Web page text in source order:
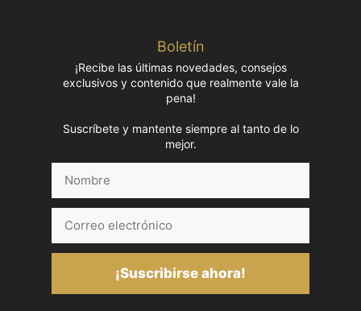
Boletín
¡Recibe las últimas novedades, consejos
exclusivos y contenido que realmente vale la
pena!
Suscríbete y mantente siempre al tanto de lo
mejor.
electrónico
¡Suscribirse ahora!